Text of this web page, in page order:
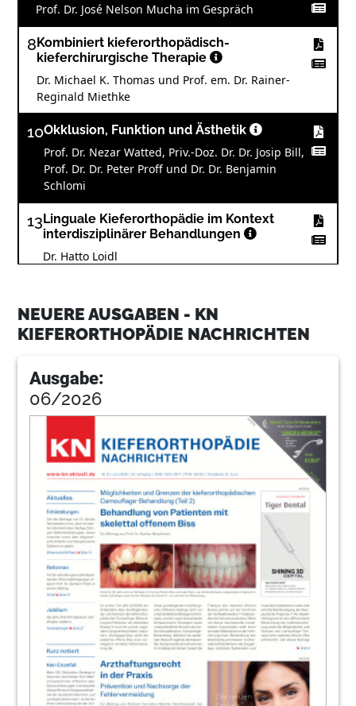
Prof. Dr. José Nelson Mucha im Gespräch
8 Kombiniert kieferorthopädisch-
kieferchirurgische Therapie
Dr. Michael K. Thomas und Prof. em. Dr. Rainer-
Reginald Miethke
10Okklusion, Funktion und Ästhetik
Prof. Dr. Nezar Watted, Priv.-Doz. Dr. Dr. Josip Bill,
Prof. Dr. Dr. Peter Proff und Dr. Dr. Benjamin
Schlomi
13 Linguale Kieferorthopädie im Kontext
interdisziplinärer Behandlungen
Dr. Hatto Loidl
2015
Prof. Dr. Johannes Georg Bischoff
18Interview: Kampfgeist als stetiger Antrieb
Heike Herrmann im Gespräch
„Führe so, wie du geführt werden willst“
Stefanie Demann
Events
Redaktion
Produkte
Redaktion
Service
Redaktion
NEUERE AUSGABEN - KN
KIEFERORTHOPÄDIE NACHRICHTEN
Ausgabe:
06/2026